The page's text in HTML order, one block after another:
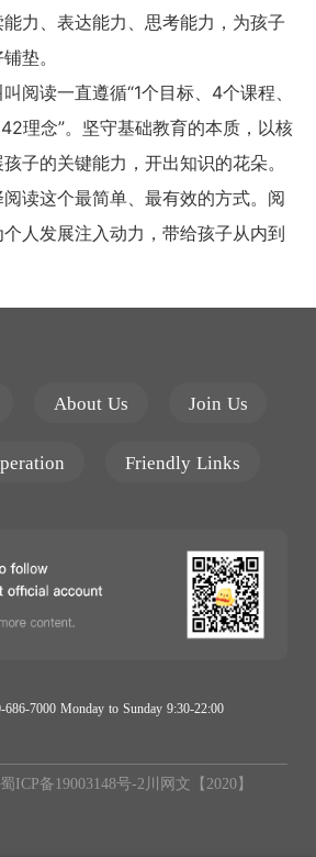
力、表达能力、思考能力，为孩子
垫。
读一直遵循“1个目标、4个课程、
理念”。坚守基础教育的本质，以核
子的关键能力，开出知识的花朵。
读这个最简单、最有效的方式。阅
人发展注入动力，带给孩子从内到
About Us Join Us
Friendly Links
686-7000 Monday to Sunday 9:30-22:00
蜀ICP备19003148号-2 川网文【2020】